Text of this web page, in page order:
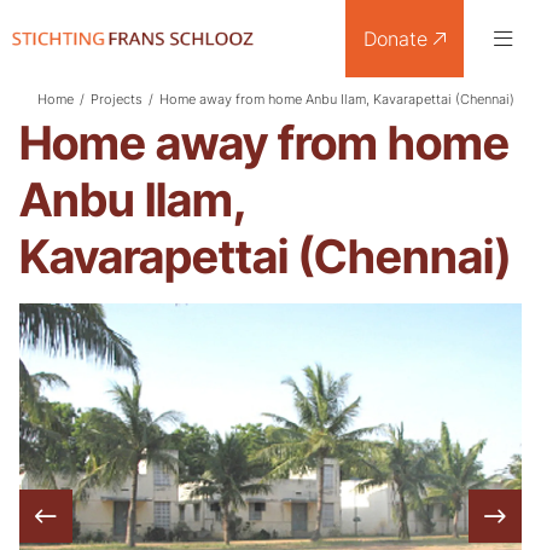
Donate
Home / Projects / Home away from home Anbu Ilam, Kavarapettai (Chennai)
Home away from home
Anbu Ilam,
Kavarapettai (Chennai)